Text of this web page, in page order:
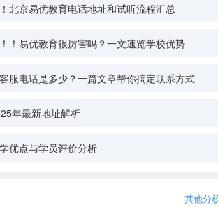
北京易优教育电话地址和试听流程汇总
！易优教育很厉害吗？一文速览学校优势
服电话是多少？一篇文章帮你搞定联系方式
年最新地址解析
优点与学员评价分析
其他分